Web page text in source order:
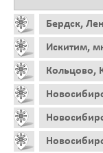
Бердск,
Искитим,
Кольцово,